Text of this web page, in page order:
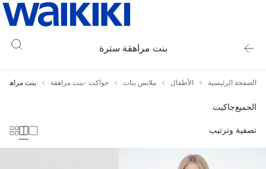
بنت مراهقة سترة
الصفحة الرئيسية الأطفال ملابس بنات جواكت -بنت مراهقة بنت
الجميعجاكيت
تصفية وترتيب